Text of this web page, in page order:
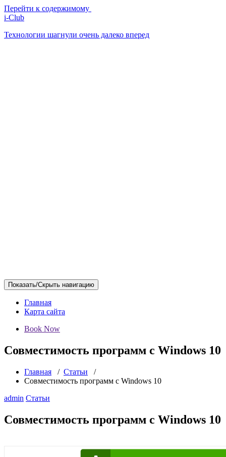
Перейти к содержимому
i-Club
Технологии шагнули очень далеко вперед
Показать/Скрыть навигацию
Главная
Карта сайта
Book Now
Совместимость программ с Windows 10
Главная / Статьи /
Совместимость программ с Windows 10
admin Статьи
Совместимость программ с Windows 10